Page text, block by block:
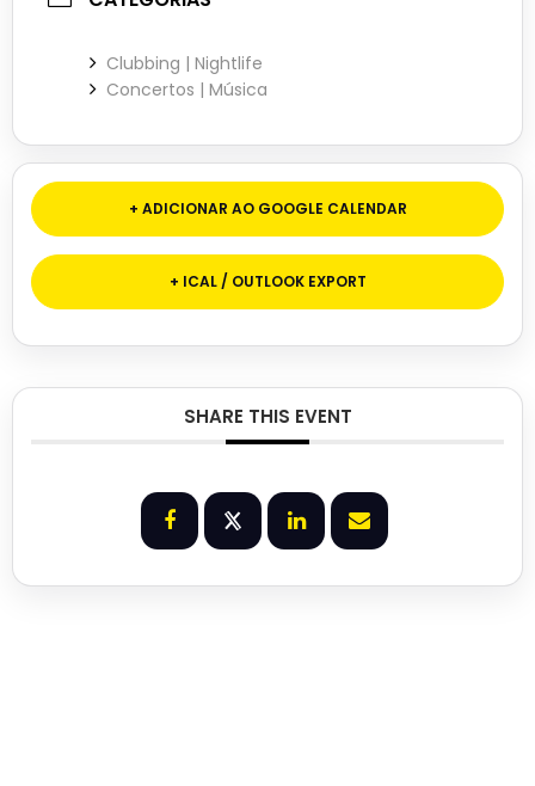
Clubbing | Nightlife
Concertos | Música
+ ADICIONAR AO GOOGLE CALENDAR
+ ICAL / OUTLOOK EXPORT
SHARE THIS EVENT